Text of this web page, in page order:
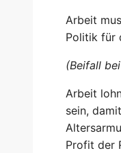
Arbeit
Politik für
(Beifall
Arbeit
sein,
Profit der